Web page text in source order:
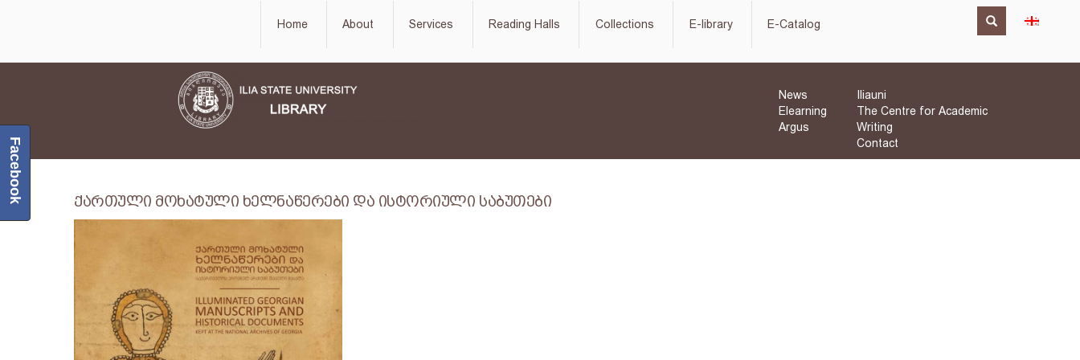
Home About Services Reading Halls Collections E-library E-Catalog
News
Elearning
Argus
Iliauni
The Centre for Academic
Writing
Contact
ქართული მოხატული ხელნაწერები და ისტორიული საბუთები
Facebook